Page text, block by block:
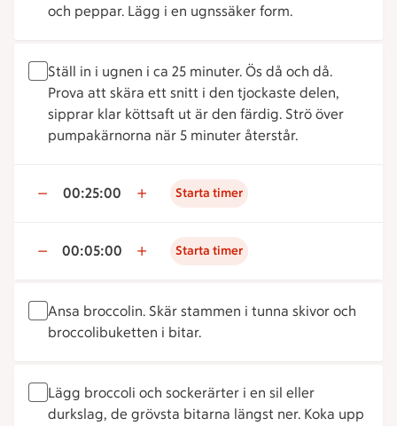
och peppar. Lägg i en ugnssäker form.
Ställ in i ugnen i ca 25 minuter. Ös då och då.
Prova att skära ett snitt i den tjockaste delen,
sipprar klar köttsaft ut är den färdig. Strö över
pumpakärnorna när 5 minuter återstår.
00:25:00 Starta timer
00:05:00 Starta timer
Ansa broccolin. Skär stammen i tunna skivor och
broccolibuketten i bitar.
Lägg broccoli och sockerärter i en sil eller
durkslag, de grövsta bitarna längst ner. Koka upp